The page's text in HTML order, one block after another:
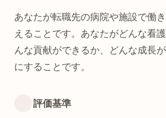
あなたが転職先の病院や施設で働
えることです。あなたがどんな看
んな貢献ができるか、どんな成長
にすることです。
評価基準